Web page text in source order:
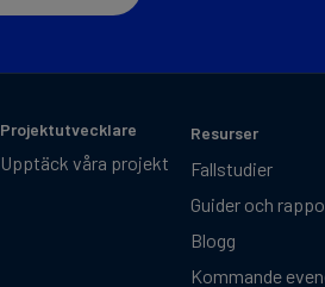
Projektutvecklare
Upptäck våra projekt
Resurser
Fallstudier
Guider och
Blogg
Kommande